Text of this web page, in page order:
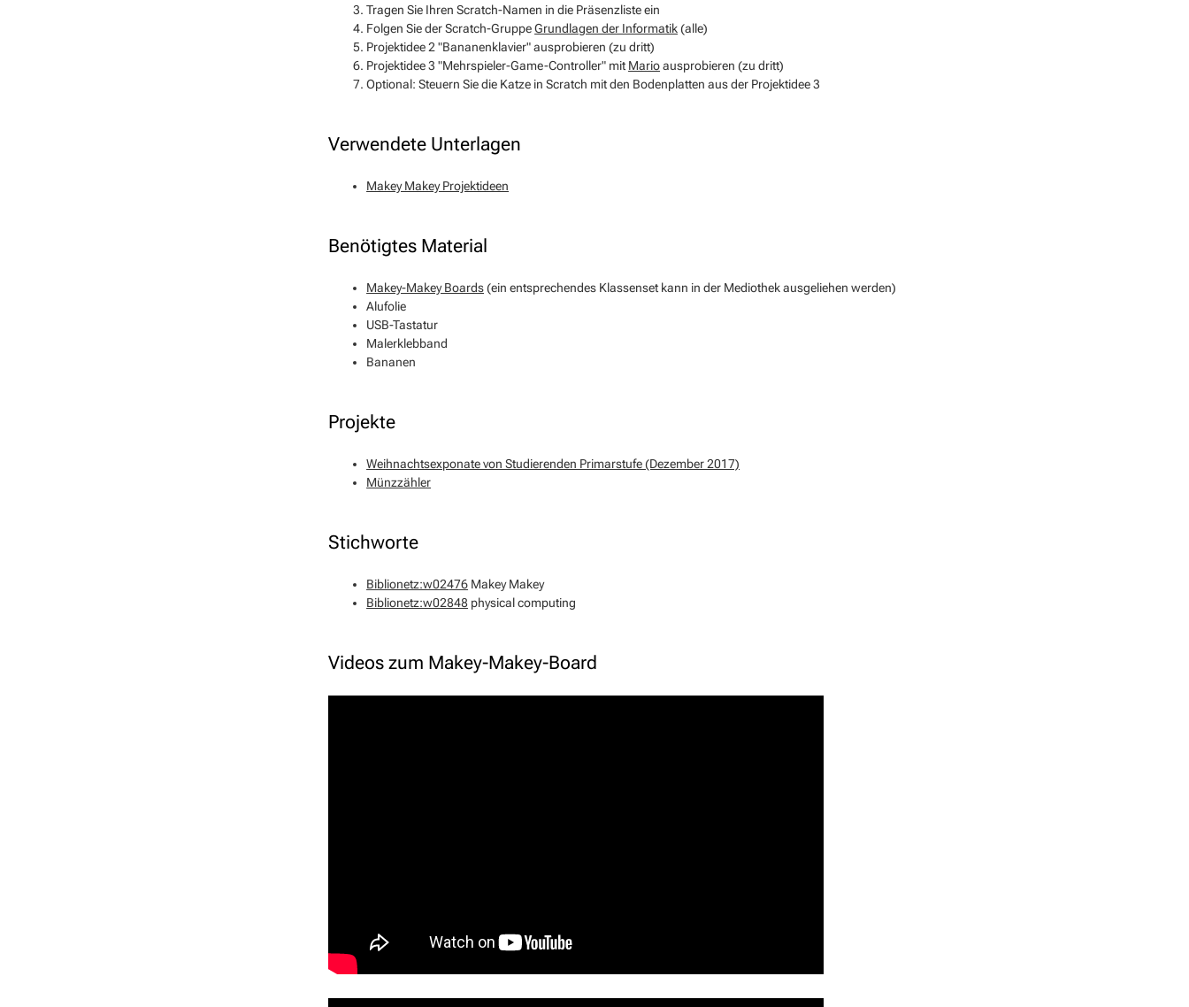
Tragen Sie Ihren Scratch-Namen in die Präsenzliste ein
Folgen Sie der Scratch-GruppeGrundlagen der Informatik(alle)
Projektidee 2 "Bananenklavier" ausprobieren (zu dritt)
Projektidee 3 "Mehrspieler-Game-Controller" mit Marioausprobieren (zu dritt)
Optional: Steuern Sie die Katze in Scratch mit den Bodenplatten aus der Projektidee 3
Verwendete Unterlagen
Makey Makey Projektideen
Benötigtes Material
Makey-Makey Boards(ein entsprechendes Klassenset kann in der Mediothek ausgeliehen werden)
Alufolie
USB-Tastatur
Malerklebband
Bananen
Projekte
Weihnachtsexponate von Studierenden Primarstufe (Dezember 2017)
Münzzähler
Stichworte
Biblionetz:w02476 Makey Makey
Biblionetz:w02848 physical computing
Videos zum Makey-Makey-Board